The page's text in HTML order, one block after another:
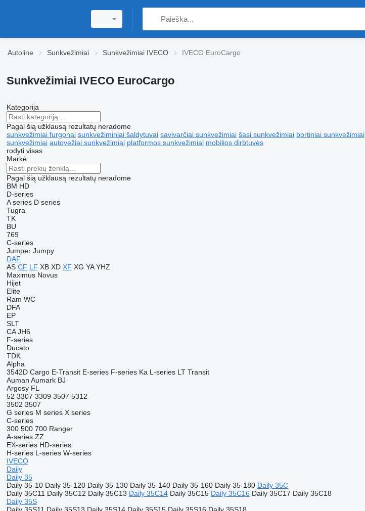
Autoline Sunkvežimiai Sunkvežimiai IVECO IVECO EuroCargo
Sunkvežimiai IVECO EuroCargo
Kategorija
Pagal šią užklausą rezultatų neradome
sunkvežimiai furgonai sunkvežiminiai šaldytuvai savivarčiai sunkvežimiai šasi sunkvežimiai bortiniai sunkvežimiai
sunkvežimiai autovežiai sunkvežimiai platformos sunkvežimiai mobilios dirbtuvės
rodyti visas
Markė
Pagal šią užklausą rezultatų neradome
BM HD
D-series
A series D series
Tugra
TK
BU
769
C-series
Jumper Jumpy
DAF
AS CF LF XB XD XF XG YA YHZ
Maximus Novus
Hijet
Elite
Ram WC
DFA
EP
SLT
CA JH6
F-series
Ducato
TDK
Alpha
3542D Cargo E-Transit E-series F-series Ka L-series LT Transit
Auman Aumark BJ
Argosy FL
52 3307 3309 3507 5312
3502 3507
G series M series X series
C-series
300 500 700 Ranger
A-series ZZ
EX-series HD-series
H-series L-series W-series
IVECO
Daily
Daily 35
Daily 35-10 Daily 35-120 Daily 35-130 Daily 35-140 Daily 35-160 Daily 35-180 Daily 35C
Daily 35C11 Daily 35C12 Daily 35C13 Daily 35C14 Daily 35C15 Daily 35C16 Daily 35C17 Daily 35C18
Daily 35S